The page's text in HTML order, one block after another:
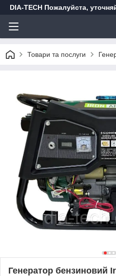
DIA-TECH Пожалуйста,
Товари та послуги
Генератор бензиновий